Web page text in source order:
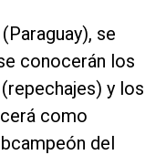
se
conocerán los
y los
como
del